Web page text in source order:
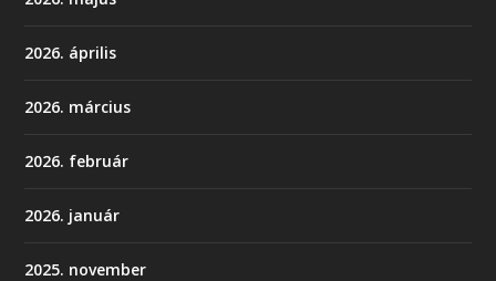
2026. április
2026. március
2026. február
2026. január
2025. november